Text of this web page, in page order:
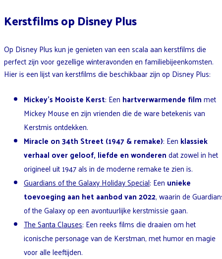
Kerstfilms op Disney Plus
Op Disney Plus kun je genieten van een scala aan kerstfilms die
perfect zijn voor gezellige winteravonden en familiebijeenkomsten.
Hier is een lijst van kerstfilms die beschikbaar zijn op Disney Plus:
Mickey’s Mooiste Kerst: Een hartverwarmende filmmet
Mickey Mouse en zijn vrienden die de ware betekenis van
Kerstmis ontdekken.
Miracle on 34th Street (1947 & remake): Een klassiek
verhaal over geloof, liefde en wonderendat zowel in het
origineel uit 1947 als in de moderne remake te zien is.
Guardians of the Galaxy Holiday Special: Een unieke
toevoeging aan het aanbod van 2022, waarin de
of the Galaxy op een avontuurlijke kerstmissie gaan.
The Santa Clauses: Een reeks films die draaien om het
iconische personage van de Kerstman, met humor en magie
voor alle leeftijden.